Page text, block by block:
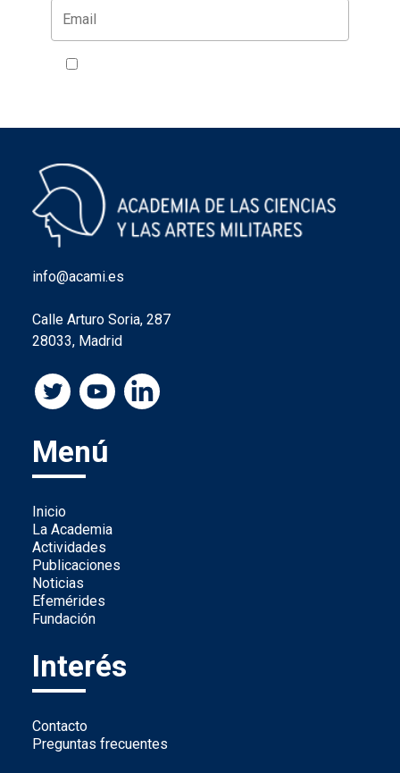
info@acami.es
Calle Arturo Soria, 287
28033, Madrid
Menú
Inicio
La Academia
Actividades
Publicaciones
Noticias
Efemérides
Fundación
Interés
Contacto
Preguntas frecuentes